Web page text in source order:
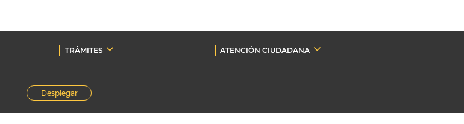
TRÁMITES
ATENCIÓN CIUDADANA
Desplegar